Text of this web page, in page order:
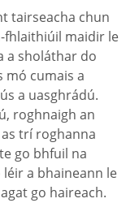
tairseacha chun
fhlaithiúil maidir le
a sholáthar do
mó cumais a
a uasghrádú.
roghnaigh an
trí roghanna
go bhfuil na
a bhaineann le
go haireach.